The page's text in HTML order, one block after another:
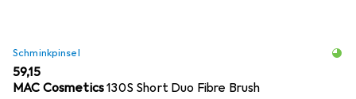
Schminkpinsel
EUR
59,15
MAC Cosmetics130S Short Duo Fibre Brush